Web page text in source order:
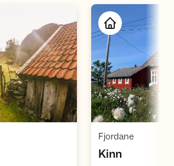
Åpne hytte
Fjordane,
Kinn,